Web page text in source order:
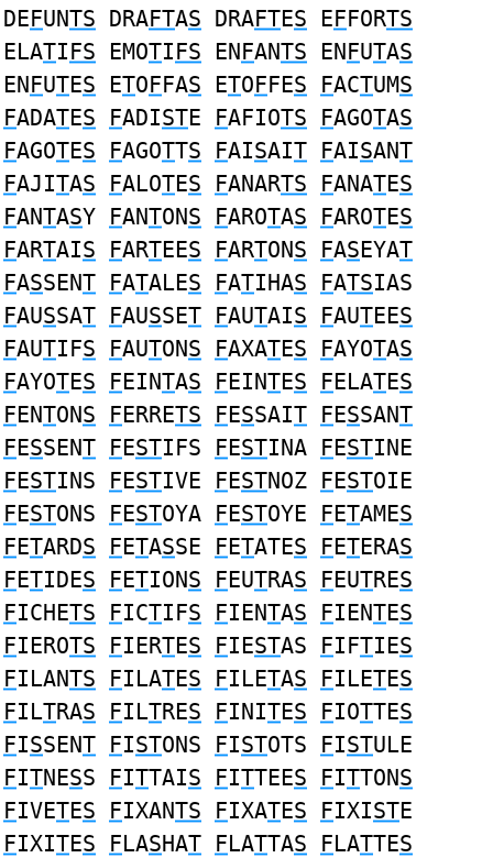
DEFUNTS DRAFTAS DRAFTES EFFORTS
ELATIFS EMOTIFS ENFANTS ENFUTAS
ENFUTES ETOFFAS ETOFFES FACTUMS
FADATES FADISTE FAFIOTS FAGOTAS
FAGOTES FAGOTTS FAISAIT FAISANT
FAJITAS FALOTES FANARTS FANATES
FANTASY FANTONS FAROTAS FAROTES
FARTAIS FARTEES FARTONS FASEYAT
FASSENT FATALES FATIHAS FATSIAS
FAUSSAT FAUSSET FAUTAIS FAUTEES
FAUTIFS FAUTONS FAXATES FAYOTAS
FAYOTES FEINTAS FEINTES FELATES
FENTONS FERRETS FESSAIT FESSANT
FESSENT FESTIFS FESTINA FESTINE
FESTINS FESTIVE FESTNOZ FESTOIE
FESTONS FESTOYA FESTOYE FETAMES
FETARDS FETASSE FETATES FETERAS
FETIDES FETIONS FEUTRAS FEUTRES
FICHETS FICTIFS FIENTAS FIENTES
FIEROTS FIERTES FIESTAS FIFTIES
FILANTS FILATES FILETAS FILETES
FILTRAS FILTRES FINITES FIOTTES
FISSENT FISTONS FISTOTS FISTULE
FITNESS FITTAIS FITTEES FITTONS
FIVETES FIXANTS FIXATES FIXISTE
FIXITES FLASHAT FLATTAS FLATTES